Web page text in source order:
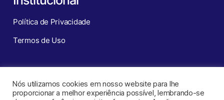
Política de Privacidade
Termos de Uso
Redes Sociais
Nós utilizamos cookies em nosso website para lhe
proporcionar a melhor experiência possível, lembrando-se